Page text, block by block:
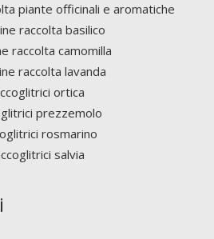
piante officinali e aromatiche
raccolta basilico
raccolta camomilla
raccolta lavanda
ortica
prezzemolo
rosmarino
salvia